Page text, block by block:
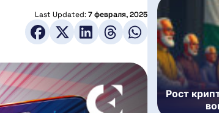
Last Updated:7 февраля, 2025
Рост